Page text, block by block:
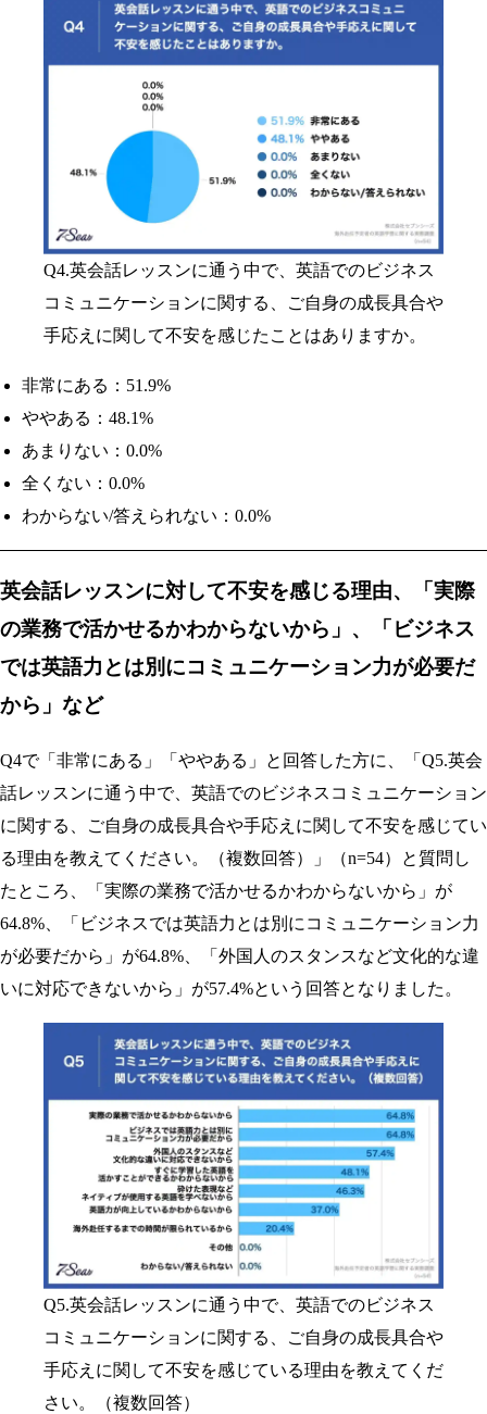
Q4.英会話レッスンに通う中で、英語でのビジネス
コミュニケーションに関する、ご自身の成長具合や
手応えに関して不安を感じたことはありますか。
非常にある：51.9%
ややある：48.1%
あまりない：0.0%
全くない：0.0%
わからない/答えられない：0.0%
英会話レッスンに対して不安を感じる理由、「実際
の業務で活かせるかわからないから」、「ビジネス
では英語力とは別にコミュニケーション力が必要だ
から」など
Q4で「非常にある」「ややある」と回答した方に、「Q5.英会
話レッスンに通う中で、英語でのビジネスコミュニケーション
に関する、ご自身の成長具合や手応えに関して不安を感じてい
る理由を教えてください。（複数回答）」（n=54）と質問し
たところ、「実際の業務で活かせるかわからないから」が
64.8%、「ビジネスでは英語力とは別にコミュニケーション力
が必要だから」が64.8%、「外国人のスタンスなど文化的な違
いに対応できないから」が57.4%という回答となりました。
Q5.英会話レッスンに通う中で、英語でのビジネス
コミュニケーションに関する、ご自身の成長具合や
手応えに関して不安を感じている理由を教えてくだ
さい。（複数回答）